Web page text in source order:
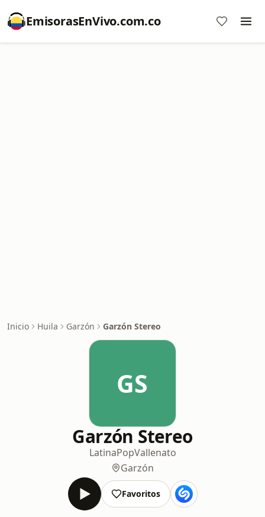
EmisorasEnVivo.com.co
Inicio Huila Garzón Garzón Stereo
GS
Garzón Stereo
LatinaPopVallenato
Garzón
Favoritos